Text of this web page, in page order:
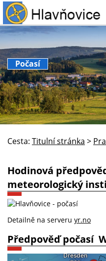
Počasí
Cesta: Titulní stránka >
Hodinová
meteorologický
Detailně na serveru yr.no
Předpověď počasí